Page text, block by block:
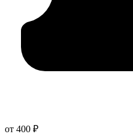
от 400 ₽